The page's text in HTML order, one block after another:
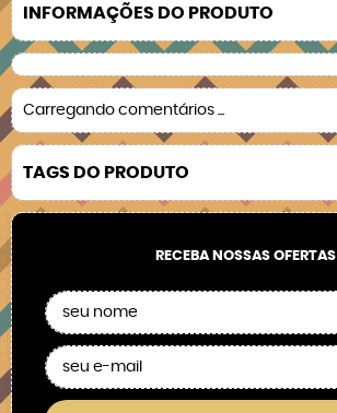
INFORMAÇÕES DO PRODUTO
Carregando comentários ...
TAGS DO PRODUTO
RECEBA NOSSAS OFERTAS